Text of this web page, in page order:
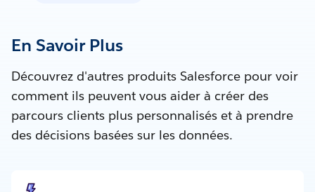
En Savoir Plus
Découvrez d'autres produits Salesforce pour voir
comment ils peuvent vous aider à créer des
parcours clients plus personnalisés et à prendre
des décisions basées sur les données.